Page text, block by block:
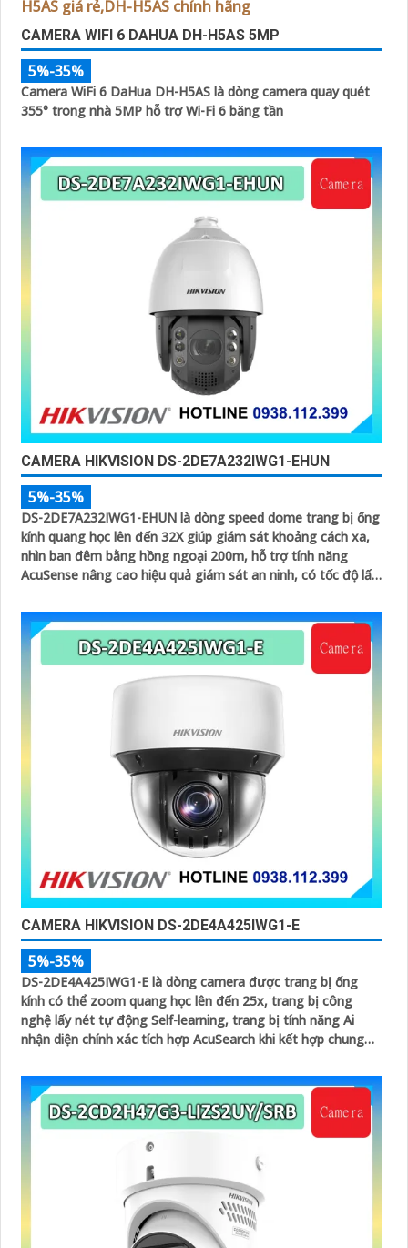
CAMERA WIFI 6 DAHUA DH-H5AS 5MP
5%-35%
Camera WiFi 6 DaHua DH-H5AS là dòng camera quay quét
355° trong nhà 5MP hỗ trợ Wi-Fi 6 băng tần
CAMERA HIKVISION DS-2DE7A232IWG1-EHUN
5%-35%
DS-2DE7A232IWG1-EHUN là dòng speed dome trang bị ống
kính quang học lên đến 32X giúp giám sát khoảng cách xa,
nhìn ban đêm bằng hồng ngoại 200m, hỗ trợ tính năng
AcuSense nâng cao hiệu quả giám sát an ninh, có tốc độ lấy
CAMERA HIKVISION DS-2DE4A425IWG1-E
5%-35%
DS-2DE4A425IWG1-E là dòng camera được trang bị ống
kính có thể zoom quang học lên đến 25x, trang bị công
nghệ lấy nét tự động Self-learning, trang bị tính năng Ai
nhận diện chính xác tích hợp AcuSearch khi kết hợp chung